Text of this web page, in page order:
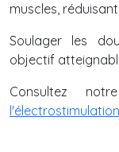
muscles,
Soulager les
objectif
Consultez